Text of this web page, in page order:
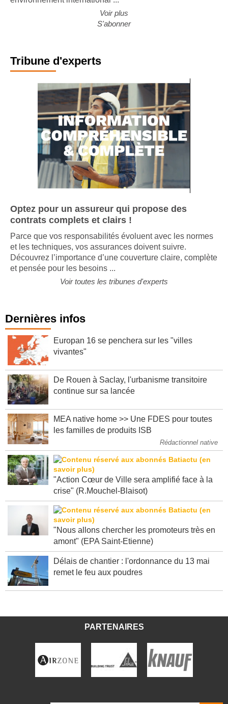
Voir plus
S'abonner
Tribune d'experts
Optez pour un assureur qui propose des
contrats complets et clairs !
Parce que vos responsabilités évoluent avec les normes
et les techniques, vos assurances doivent suivre.
Découvrez l’importance d’une couverture claire, complète
et pensée pour les besoins ...
Voir toutes les tribunes d'experts
Dernières infos
Europan 16 se penchera sur les "villes
vivantes"
De Rouen à Saclay, l'urbanisme transitoire
continue sur sa lancée
MEA native home >> Une FDES pour toutes
les familles de produits ISB
Rédactionnel native
"Action Cœur de Ville sera amplifié face à la
crise" (R.Mouchel-Blaisot)
"Nous allons chercher les promoteurs très en
amont" (EPA Saint-Etienne)
Délais de chantier : l'ordonnance du 13 mai
remet le feu aux poudres
PARTENAIRES